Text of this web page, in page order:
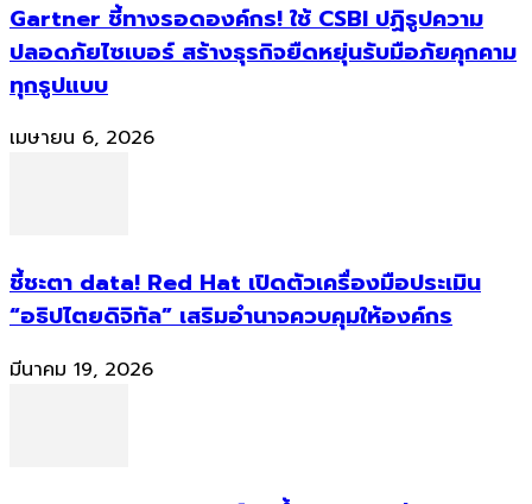
Gartner ชี้ทางรอดองค์กร! ใช้ CSBI ปฏิรูปความ
ปลอดภัยไซเบอร์ สร้างธุรกิจยืดหยุ่นรับมือภัยคุกคาม
ทุกรูปแบบ
เมษายน 6, 2026
ชี้ชะตา data! Red Hat เปิดตัวเครื่องมือประเมิน
“อธิปไตยดิจิทัล” เสริมอำนาจควบคุมให้องค์กร
มีนาคม 19, 2026